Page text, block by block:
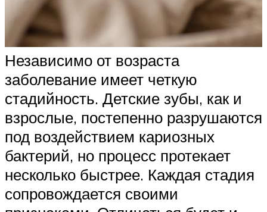
Независимо от возраста
заболевание имеет четкую
стадийность. Детские зубы, как и
взрослые, постепенно разрушаются
под воздействием кариозных
бактерий, но процесс протекает
несколько быстрее. Каждая стадия
сопровождается своими